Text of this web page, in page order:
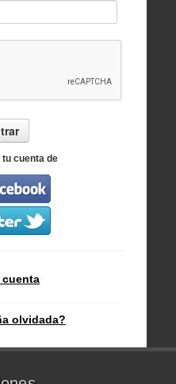
cuenta de
cuenta
olvidada?